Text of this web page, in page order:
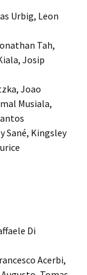
Urbig, Leon
Tah,
Josip
Joao
Musiala,
Sané, Kingsley
Di
Acerbi,